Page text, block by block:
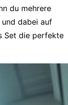
du mehrere
dabei auf
Set die perfekte